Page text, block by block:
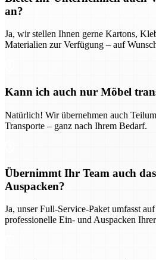
an?
Ja, wir stellen Ihnen gerne Kartons,
Materialien zur Verfügung – auf
Kann ich auch nur Möbel
Natürlich! Wir übernehmen auch
Transporte – ganz nach Ihrem Bedarf.
Übernimmt Ihr Team auch
Auspacken?
Ja, unser Full-Service-Paket umfasst
professionelle Ein- und Auspacken